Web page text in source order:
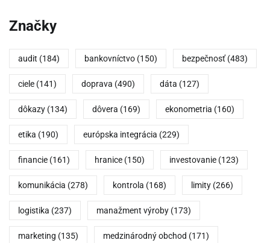
Značky
audit (184) bankovníctvo (150) bezpečnosť (483)
ciele (141) doprava (490) dáta (127)
dôkazy (134) dôvera (169) ekonometria (160)
etika (190) európska integrácia (229)
financie (161) hranice (150) investovanie (123)
komunikácia (278) kontrola (168) limity (266)
logistika (237) manažment výroby (173)
marketing (135) medzinárodný obchod (171)